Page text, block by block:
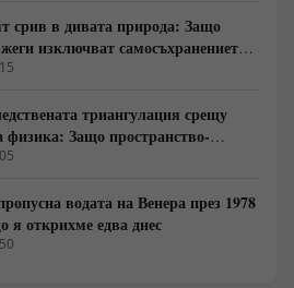
срив в дивата природа: Защо
изключват самосъхранението
триангулация срещу
физика: Защо пространство-
до две измерения
водата на Венера през 1978
я открихме едва днес